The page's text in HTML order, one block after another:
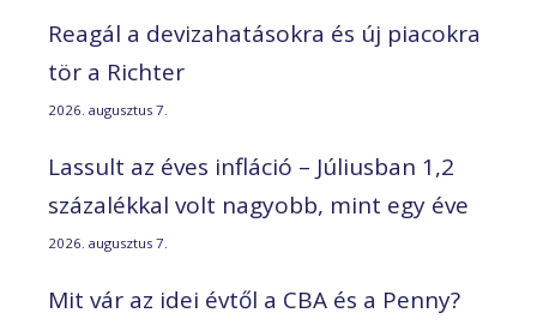
Reagál a devizahatásokra és új piacokra
tör a Richter
2026. augusztus 7.
Lassult az éves infláció – Júliusban 1,2
százalékkal volt nagyobb, mint egy éve
2026. augusztus 7.
Mit vár az idei évtől a CBA és a Penny?